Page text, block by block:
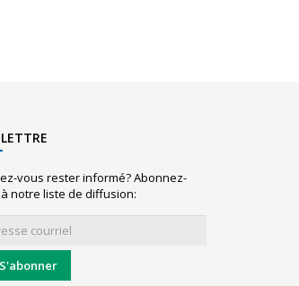
vous rester informé? Abonnez-
notre liste de diffusion:
S'abonner